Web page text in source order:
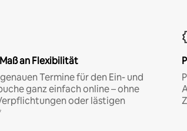
an Flexibilität
Termine für den Ein- und
ganz einfach online – ohne
oder lästigen